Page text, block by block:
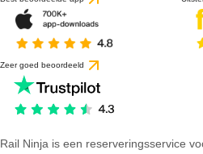
Zeer goed beoordeeld
Rail Ninja is een reserveringsservice